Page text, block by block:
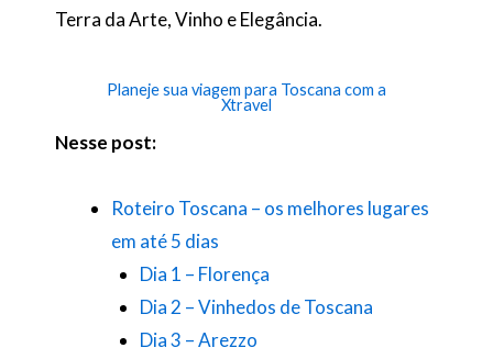
Terra da Arte, Vinho e Elegância.
Planeje sua viagem para Toscana com a
Xtravel
Nesse post:
Roteiro Toscana – os melhores lugares
em até 5 dias
Dia 1 – Florença
Dia 2 – Vinhedos de Toscana
Dia 3 – Arezzo